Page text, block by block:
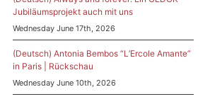
Jubiläumsprojekt auch mit uns
Wednesday June 17th, 2026
(Deutsch) Antonia Bembos “L’Ercole Amante”
in Paris | Rückschau
Wednesday June 10th, 2026